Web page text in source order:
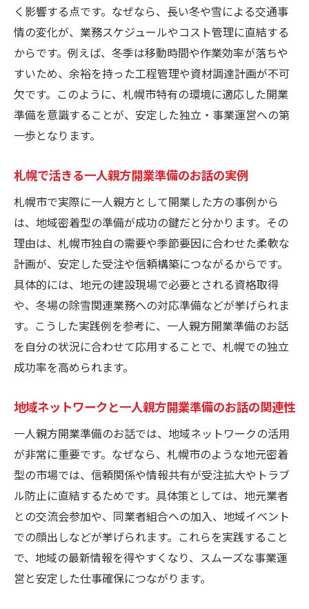
く影響する点です。なぜなら、長い冬や雪による交通事
情の変化が、業務スケジュールやコスト管理に直結する
からです。例えば、冬季は移動時間や作業効率が落ちや
すいため、余裕を持った工程管理や資材調達計画が不可
欠です。このように、札幌市特有の環境に適応した開業
準備を意識することが、安定した独立・事業運営への第
一歩となります。
札幌で活きる一人親方開業準備のお話の実例
札幌市で実際に一人親方として開業した方の事例から
は、地域密着型の準備が成功の鍵だと分かります。その
理由は、札幌市独自の需要や季節要因に合わせた柔軟な
計画が、安定した受注や信頼構築につながるからです。
具体的には、地元の建設現場で必要とされる資格取得
や、冬場の除雪関連業務への対応準備などが挙げられま
す。こうした実践例を参考に、一人親方開業準備のお話
を自分の状況に合わせて応用することで、札幌での独立
成功率を高められます。
地域ネットワークと一人親方開業準備のお話の関連性
一人親方開業準備のお話では、地域ネットワークの活用
が非常に重要です。なぜなら、札幌市のような地元密着
型の市場では、信頼関係や情報共有が受注拡大やトラブ
ル防止に直結するためです。具体策としては、地元業者
との交流会参加や、同業者組合への加入、地域イベント
での顔出しなどが挙げられます。これらを実践すること
で、地域の最新情報を得やすくなり、スムーズな事業運
営と安定した仕事確保につながります。